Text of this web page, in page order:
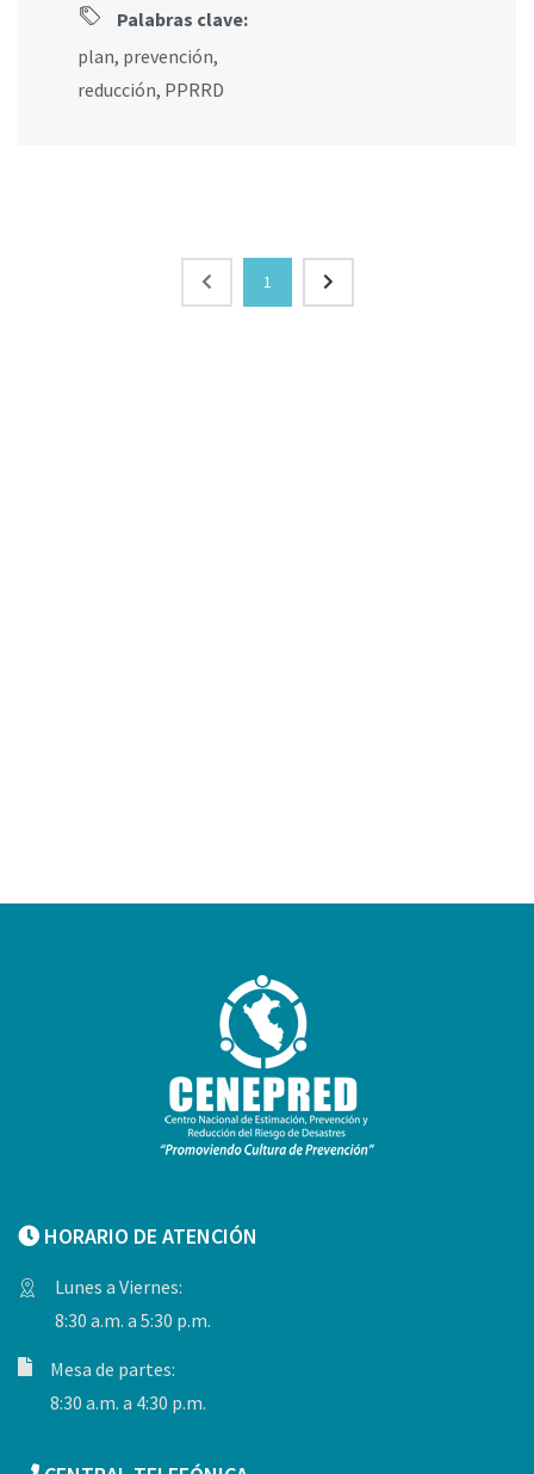
Palabras clave:
plan, prevención,
reducción, PPRRD
1
HORARIO DE ATENCIÓN
Lunes a Viernes:
8:30 a.m. a 5:30 p.m.
Mesa de partes:
8:30 a.m. a 4:30 p.m.